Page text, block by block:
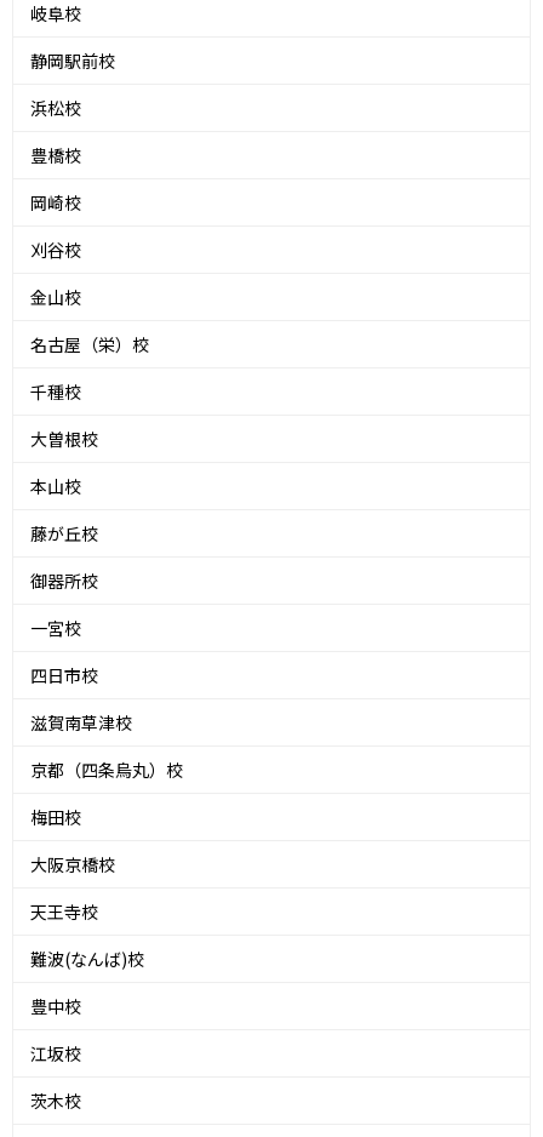
岐阜校
静岡駅前校
浜松校
豊橋校
岡崎校
刈谷校
金山校
名古屋（栄）校
千種校
大曽根校
本山校
藤が丘校
御器所校
一宮校
四日市校
滋賀南草津校
京都（四条烏丸）校
梅田校
大阪京橋校
天王寺校
難波(なんば)校
豊中校
江坂校
茨木校